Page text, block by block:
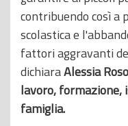
contribuendo così a
scolastica e
fattori aggravanti
dichiaraAlessia
lavoro, formazione,
famiglia.